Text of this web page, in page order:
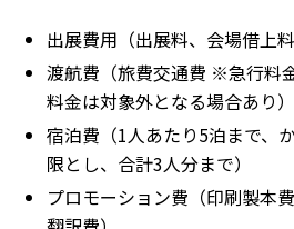
出展費用（出展料、会場借上
渡航費（旅費交通費 ※急行料
料金は対象外となる場合あり）
宿泊費（1人あたり5泊まで、
限とし、合計3人分まで）
プロモーション費（印刷製本